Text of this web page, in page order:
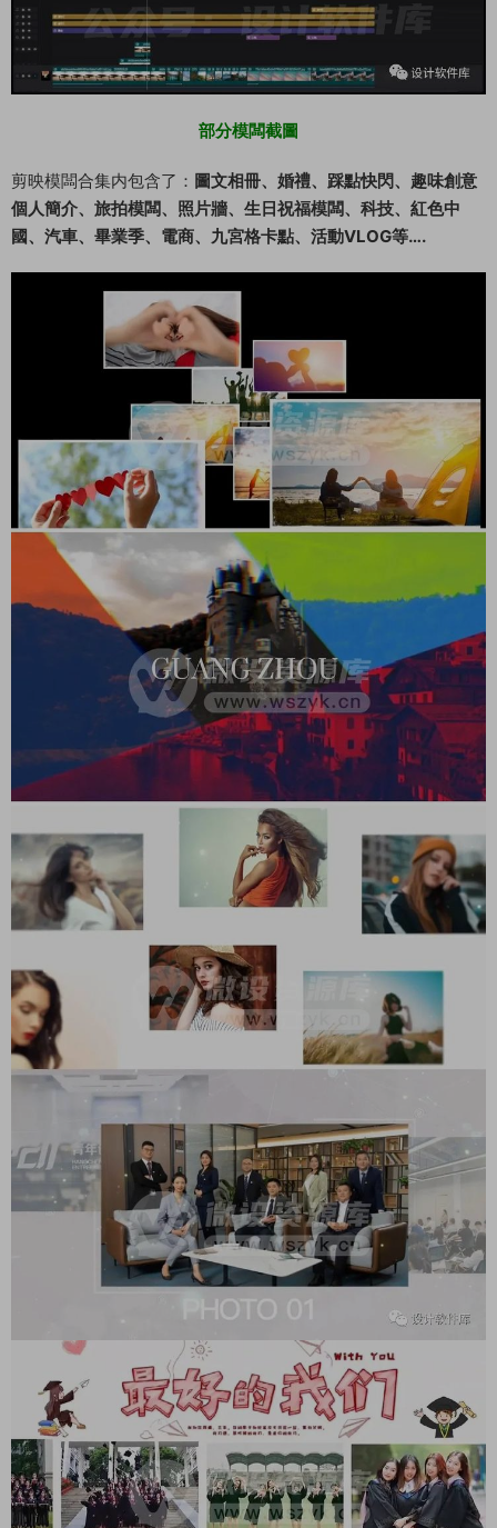
部分模闆截圖
剪映模闆合集内包含了： 圖文相冊、婚禮、踩點快閃、趣味創意
個人簡介、旅拍模闆、照片牆、生日祝福模闆、科技、紅色中
國、汽車、畢業季、電商、九宮格卡點、活動VLOG等….